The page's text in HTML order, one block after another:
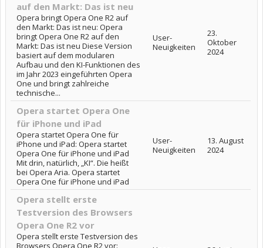
auf den Markt: Das ist neu
Opera bringt Opera One R2 auf
den Markt: Das ist neu: Opera
bringt Opera One R2 auf den
Markt: Das ist neu Diese Version
basiert auf dem modularen
Aufbau und den KI-Funktionen des
im Jahr 2023 eingeführten Opera
One und bringt zahlreiche
technische...
User-
Neuigkeiten
23.
Oktober
2024
Opera startet Opera One
für iPhone und iPad
Opera startet Opera One für
iPhone und iPad: Opera startet
Opera One für iPhone und iPad
Mit drin, natürlich, „KI“. Die heißt
bei Opera Aria. Opera startet
Opera One für iPhone und iPad
User-
Neuigkeiten
13. August
2024
Opera stellt erste
Testversion des Browsers
Opera One R2 vor
Opera stellt erste Testversion des
Browsers Opera One R2 vor: